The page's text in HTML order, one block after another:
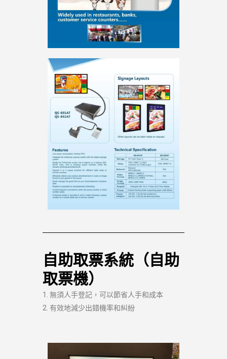
自助取票系統（自助
取票機）
1. 無須人手登記，可以節省人手和成本
2. 有效地減少出錯機率和糾紛